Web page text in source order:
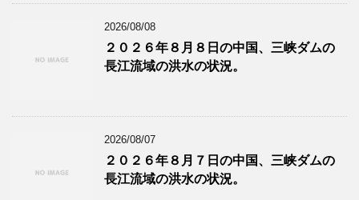
2026/08/08
２０２６年８月８日の中国、三峡ダムの
長江流域の洪水の状況。
2026/08/07
２０２６年８月７日の中国、三峡ダムの
長江流域の洪水の状況。